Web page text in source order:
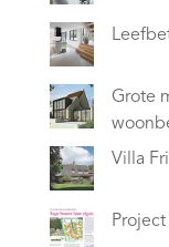
Grote
Villa